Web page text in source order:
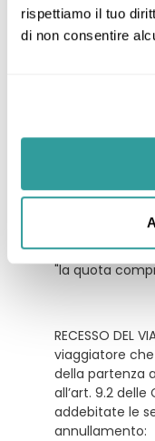
rispettiamo il tuo
di non consentire
trasferimenti
soggiorno di 7
polizza
La quota non
tutto quanto
"la quota
RECESSO DEL
viaggiatore
della partenza
all’art. 9.2
addebitate le
annullamento: